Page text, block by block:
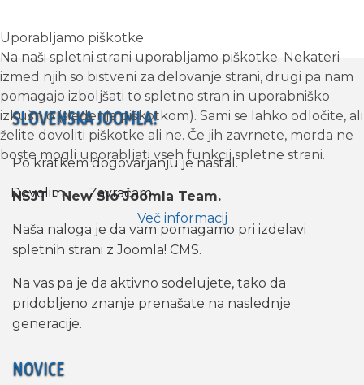
SLOVENSKA JOOMLA!
Po kratkem dogovarjanju je nastal.
NSJT - New Slo Joomla Team.
Naša naloga je da vam pomagamo pri izdelavi
spletnih strani z Joomla! CMS.
Na vas pa je da aktivno sodelujete, tako da
pridobljeno znanje prenašate na naslednje
generacije.
NOVICE
Uporabljamo piškotke
Na naši spletni strani uporabljamo piškotke. Nekateri
izmed njih so bistveni za delovanje strani, drugi pa nam
pomagajo izboljšati to spletno stran in uporabniško
izkušnjo (sledenje piškotkom). Sami se lahko odločite, ali
želite dovoliti piškotke ali ne. Če jih zavrnete, morda ne
boste mogli uporabljati vseh funkcij spletne strani.
Dovolim
Zavračam
Več informacij